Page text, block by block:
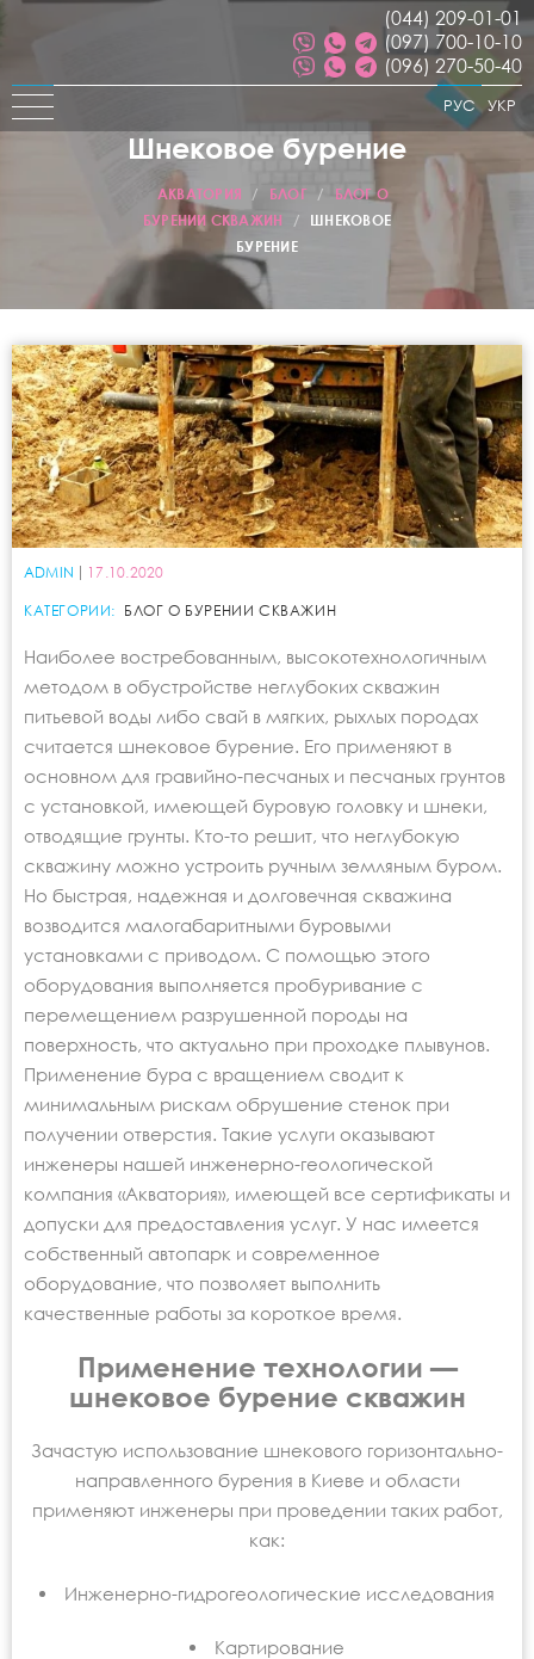
(044) 209-01-01
(097) 700-10-10
(096) 270-50-40
УКР
РУС
Шнековое бурение
АКВАТОРИЯ / БЛОГ /
БЛОГ О
БУРЕНИИ СКВАЖИН
/
ШНЕКОВОЕ
БУРЕНИЕ
ADMIN 17.10.2020
КАТЕГОРИИ: БЛОГ О БУРЕНИИ СКВАЖИН
Наиболее востребованным, высокотехнологичным
методом в обустройстве неглубоких скважин
питьевой воды либо свай в мягких, рыхлых породах
считается шнековое бурение. Его применяют в
основном для гравийно-песчаных и песчаных грунтов
с установкой, имеющей буровую головку и шнеки,
отводящие грунты. Кто-то решит, что неглубокую
скважину можно устроить ручным земляным буром.
Но быстрая, надежная и долговечная скважина
возводится малогабаритными буровыми
установками с приводом. С помощью этого
оборудования выполняется пробуривание с
перемещением разрушенной породы на
поверхность, что актуально при проходке плывунов.
Применение бура с вращением сводит к
минимальным рискам обрушение стенок при
получении отверстия. Такие услуги оказывают
инженеры нашей инженерно-геологической
компания «Акватория», имеющей все сертификаты и
допуски для предоставления услуг. У нас имеется
собственный автопарк и современное
оборудование, что позволяет выполнить
качественные работы за короткое время.
Применение технологии —
шнековое бурение скважин
Зачастую использование шнекового горизонтально-
направленного бурения в Киеве и области
применяют инженеры при проведении таких работ,
как:
Инженерно-гидрогеологические исследования
Картирование